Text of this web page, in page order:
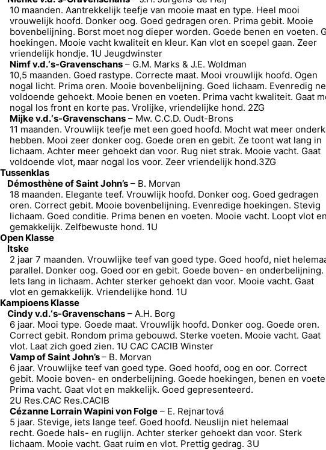
10 maanden. Aantrekkelijk teefje van mooie maat en type. Heel mooi
vrouwelijk hoofd. Donker oog. Goed gedragen oren. Prima gebit. Mooie
bovenbelijning. Borst moet nog dieper worden. Goede benen en voeten.
hoekingen. Mooie vacht kwaliteit en kleur. Kan vlot en soepel gaan. Zeer
vriendelijk hondje. 1U Jeugdwinster
Nimf v.d.‘s-Gravenschans – G.M. Marks & J.E. Woldman
10,5 maanden. Goed rastype. Correcte maat. Mooi vrouwlijk hoofd. Ogen
nogal licht. Prima oren. Mooie bovenbelijning. Goed lichaam. Evenredig
voldoende gehoekt. Mooie benen en voeten. Prima vacht kwaliteit. Gaat
nogal los front en korte pas. Vrolijke, vriendelijke hond. 2ZG
Mijke v.d.‘s-Gravenschans – Mw. C.C.D. Oudt-Brons
11 maanden. Vrouwlijk teefje met een goed hoofd. Mocht wat meer
hebben. Mooi zeer donker oog. Goede oren en gebit. Ze toont wat lang in
lichaam. Achter meer gehoekt dan voor. Rug niet strak. Mooie vacht. Gaat
voldoende vlot, maar nogal los voor. Zeer vriendelijk hond.3ZG
Tussenklas
Démosthène of Saint John’s – B. Morvan
18 maanden. Elegante teef. Vrouwlijk hoofd. Donker oog. Goed gedragen
oren. Correct gebit. Mooie bovenbelijning. Evenredige hoekingen. Stevig
lichaam. Goed conditie. Prima benen en voeten. Mooie vacht. Loopt vlot en
gemakkelijk. Zelfbewuste hond. 1U
Open Klasse
Itske
2 jaar 7 maanden. Vrouwlijke teef van goed type. Goed hoofd, niet
parallel. Donker oog. Goed oor en gebit. Goede boven- en onderbelijning.
Iets lang in lichaam. Achter sterker gehoekt dan voor. Mooie vacht. Gaat
vlot en gemakkelijk. Vriendelijke hond. 1U
Kampioens Klasse
Cindy v.d.‘s-Gravenschans – A.H. Borg
6 jaar. Mooi type. Goede maat. Vrouwlijk hoofd. Donker oog. Goede oren.
Correct gebit. Rondom prima gebouwd. Sterke voeten. Mooie vacht. Gaat
vlot. Laat zich goed zien. 1U CAC CACIB Winster
Vamp of Saint John’s– B. Morvan
6 jaar. Vrouwlijke teef van goed type. Goed hoofd, oog en oor. Correct
gebit. Mooie boven- en onderbelijning. Goede hoekingen, benen en
Prima vacht. Gaat vlot en makkelijk. Goed gepresenteerd.
2U Res.CAC Res.CACIB
Cézanne Lorrain Wapini von Folge – E. Rejnartová
5 jaar. Stevige, iets lange teef. Goed hoofd. Neuslijn niet helemaal
recht. Goede hals- en ruglijn. Achter sterker gehoekt dan voor. Sterk
lichaam. Mooie vacht. Gaat ruim en vlot. Prettig gedrag. 3U